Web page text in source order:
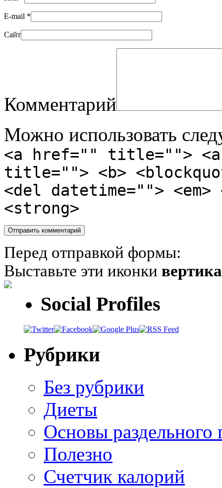
E-mail *
Сайт
Комментарий
Можно использовать
<a href="" title="">
title=""> <b>
<del datetime="">
<strong>
Перед отправкой формы:
Выставьте эти иконки
Social Profiles
Рубрики
Без рубрики
Диеты
Основы раздельного
Полезно
Счетчик калорий